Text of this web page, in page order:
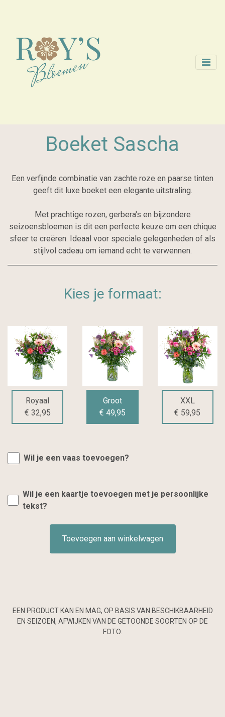
Boeket Sascha
Een verfijnde combinatie van zachte roze en paarse tinten
geeft dit luxe boeket een elegante uitstraling.
Met prachtige rozen, gerbera's en bijzondere
seizoensbloemen is dit een perfecte keuze om een chique
sfeer te creëren. Ideaal voor speciale gelegenheden of als
stijlvol cadeau om iemand echt te verwennen.
Kies je formaat:
Royaal
€ 32,95
Groot
€ 49,95
XXL
€ 59,95
Wil je een vaas toevoegen?
Wil je een kaartje toevoegen met je persoonlijke
tekst?
Toevoegen aan winkelwagen
EEN PRODUCT KAN EN MAG, OP BASIS VAN BESCHIKBAARHEID
EN SEIZOEN, AFWIJKEN VAN DE GETOONDE SOORTEN OP DE
FOTO.